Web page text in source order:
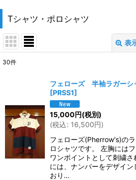
Tシャツ・ポロシャツ
表
絞り込む
30件
フェローズ 半袖ラガー
[PRSS1]
15,000円(税別)
(税込: 16,500円)
フェローズ(Pherrow's)の
ロシャツです。 左胸には
ワンポイントとして刺繍
には、ナンバーをデザイ
おり…